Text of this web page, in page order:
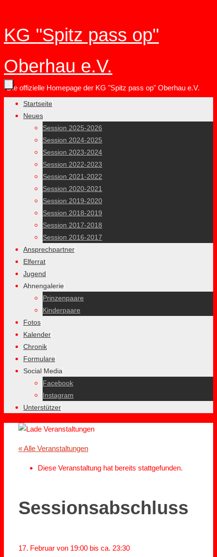
Inhalt
KG "Spitz pass op"
Oberhau e.V.
Die offizielle Homepage der KG "Spitz pass op" Oberhau e.V.
Zum
Inhalt
Startseite
Neues
Session 2025-2026
Session 2024-2025
Session 2023-2024
Session 2022-2023
Session 2021-2022
Session 2020-2021
Session 2019-2020
Session 2018-2019
Session 2017-2018
Session 2016-2017
Ansprechpartner
Elferrat
Jugend
Ahnengalerie
Prinzenpaare
Kinderpaare
Fotos
Kalender
Chronik
Formulare
Social Media
Facebook
Instagram
Unterstützer
« Alle Veranstaltungen
Diese Veranstaltung hat bereits stattgefunden.
Sessionsabschluss
17. Februar von 19:00 bis ca. 23:30